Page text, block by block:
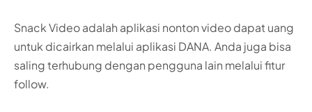
Snack Video adalah aplikasi nonton video dapat uang
untuk dicairkan melalui aplikasi DANA. Anda juga bisa
saling terhubung dengan pengguna lain melalui fitur
follow.